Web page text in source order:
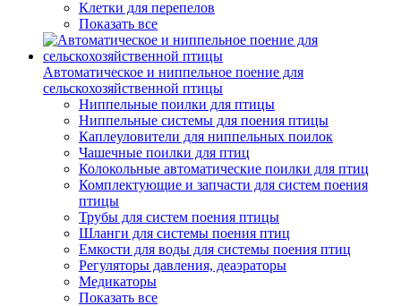
Клетки для перепелов
Показать все
Автоматическое и ниппельное поение для
сельскохозяйственной птицы
Ниппельные поилки для птицы
Ниппельные системы для поения птицы
Каплеуловители для ниппельных поилок
Чашечные поилки для птиц
Колокольные автоматические поилки для птиц
Комплектующие и запчасти для систем поения
птицы
Трубы для систем поения птицы
Шланги для системы поения птиц
Емкости для воды для системы поения птиц
Регуляторы давления, деаэраторы
Медикаторы
Показать все